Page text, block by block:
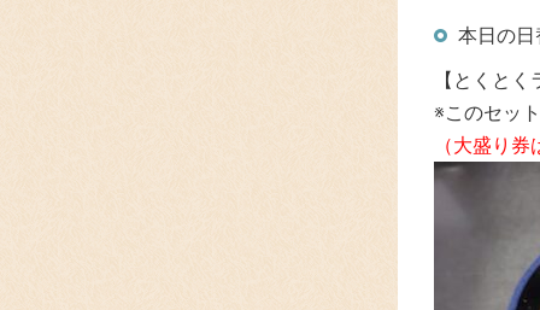
本日の日
【とくと
※このセッ
（大盛り